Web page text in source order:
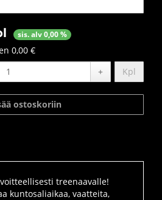
sis. alv 0,00 %
0,00 €
+ Kpl
ostoskoriin
treenaavalle!
kuntosaliaikaa, vaatteita,